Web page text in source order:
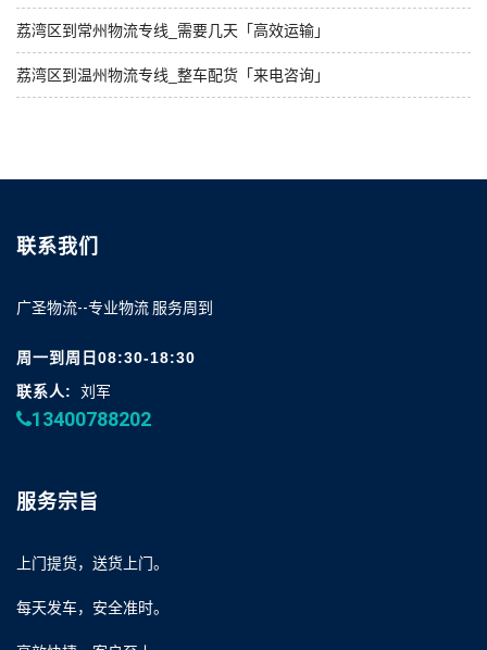
荔湾区到常州物流专线_需要几天「高效运输」
荔湾区到温州物流专线_整车配货「来电咨询」
联系我们
广圣物流--专业物流 服务周到
周一到周日08:30-18:30
联系人:
刘军
13400788202
服务宗旨
上门提货，送货上门。
每天发车，安全准时。